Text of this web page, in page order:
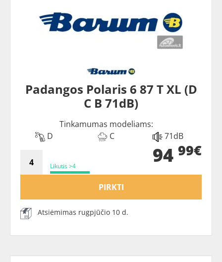
Padangos Polaris 6 87 T XL (D
C B 71dB)
Tinkamumas modeliams:
D
C 71dB
Likutis >4 94 99€
PIRKTI
Atsiėmimas rugpjūčio 10 d.